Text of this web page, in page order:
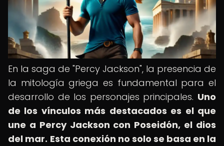
En la saga de "Percy Jackson", la presencia de
la mitología griega es fundamental para el
desarrollo de los personajes principales. Uno
de los vínculos más destacados es el que
une a Percy Jackson con Poseidón, el dios
del mar. Esta conexión no solo se basa en la